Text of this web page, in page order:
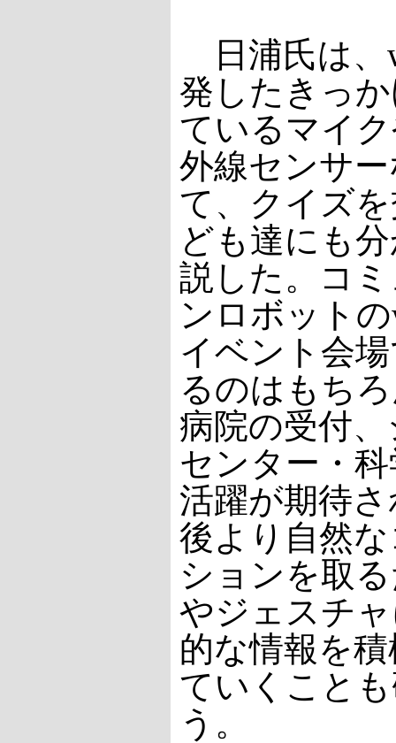
日浦氏は、
発したきっ
ているマイ
外線センサ
て、クイズ
ども達にも
説した。コ
ンロボットの
イベント会
るのはもち
病院の受付
センター・
活躍が期待
後より自然
ションを取
やジェスチ
的な情報を
ていくこと
う。